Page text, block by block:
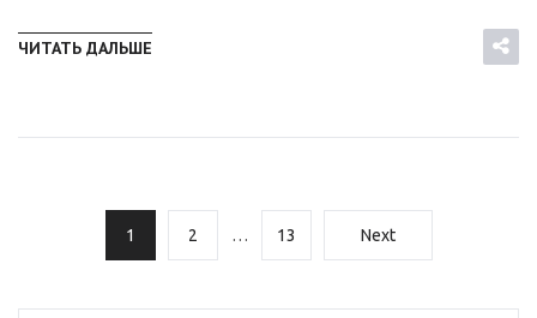
ЧИТАТЬ ДАЛЬШЕ
1 2 … 13 Next